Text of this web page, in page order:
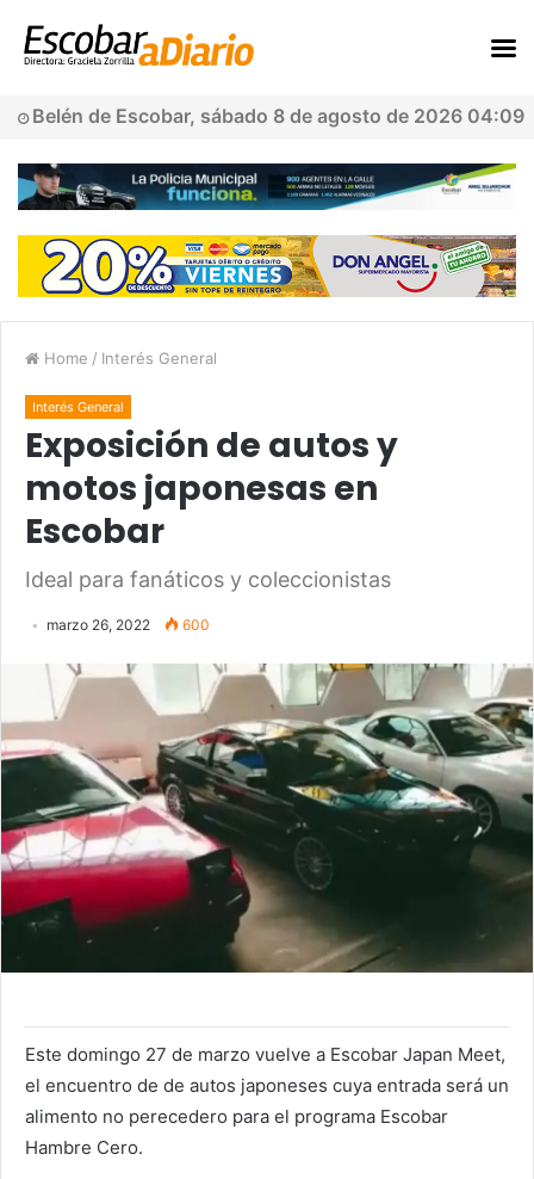
Belén de Escobar, sábado 8 de agosto de 2026 04:09
Home / Interés General
Interés General
Exposición de autos y
motos japonesas en
Escobar
Ideal para fanáticos y coleccionistas
marzo 26, 2022 600
Este domingo 27 de marzo vuelve a Escobar Japan Meet,
el encuentro de de autos japoneses cuya entrada será un
alimento no perecedero para el programa Escobar
Hambre Cero.